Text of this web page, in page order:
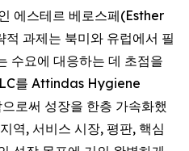
에스테르 베로스페(Esther
과제는 북미와 유럽에서 필
수요에 대응하는 데 초점을
를 Attindas Hygiene
로써 성장을 한층 가속화했
역, 서비스 시장, 평판, 핵심